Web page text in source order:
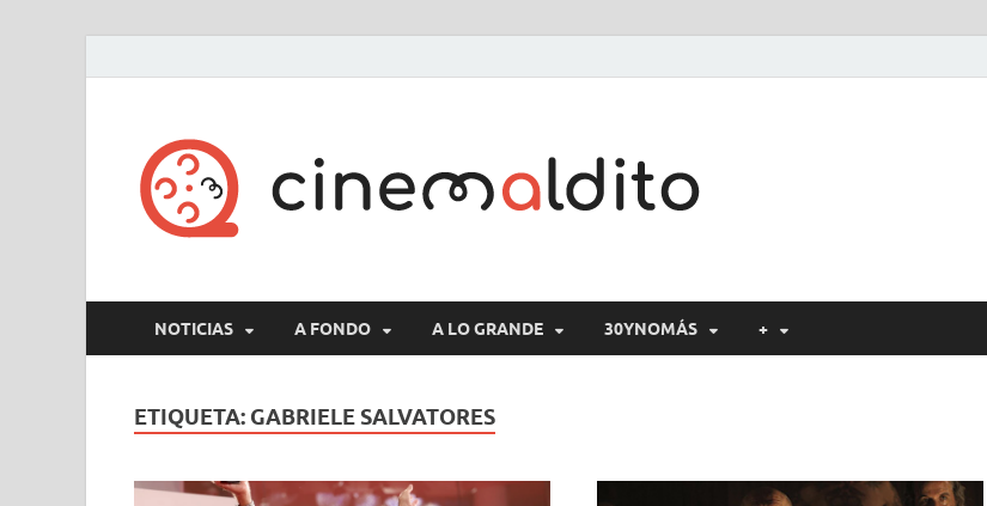
NOTICIAS A FONDO A LO GRANDE 30YNOMÁS +
ETIQUETA: GABRIELE SALVATORES